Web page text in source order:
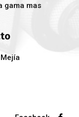
gama mas